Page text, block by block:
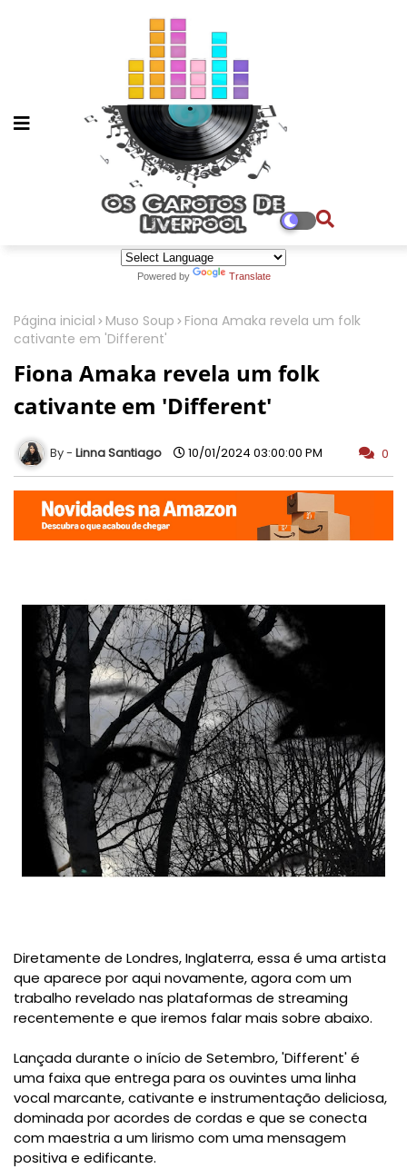
Powered by Translate
Página inicial Muso Soup
Fiona Amaka revela um folk
cativante em 'Different'
Fiona Amaka revela um folk
cativante em 'Different'
Linna Santiago 10/01/2024 03:00:00 PM 0
Diretamente de Londres, Inglaterra, essa é uma artista
que aparece por aqui novamente, agora com um
trabalho revelado nas plataformas de streaming
recentemente e que iremos falar mais sobre abaixo.
Lançada durante o início de Setembro, 'Different' é
uma faixa que entrega para os ouvintes uma linha
vocal marcante, cativante e instrumentação deliciosa,
dominada por acordes de cordas e que se conecta
com maestria a um lirismo com uma mensagem
positiva e edificante.